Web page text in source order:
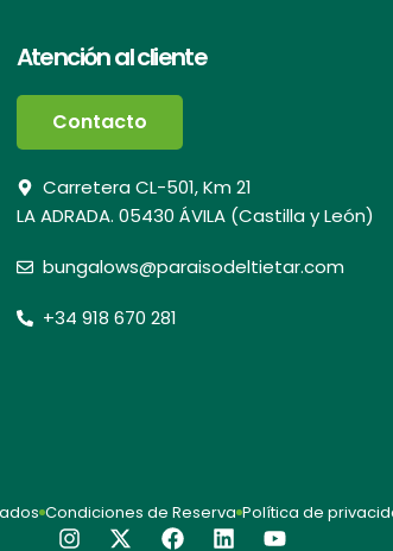
Atención al cliente
Contacto
Carretera CL-501, Km 21
LA ADRADA. 05430 ÁVILA (Castilla y León)
bungalows@paraisodeltietar.com
+34 918 670 281
Condiciones de Reserva Política de